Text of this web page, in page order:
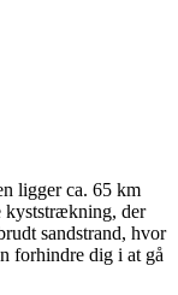
ligger ca. 65 km
kyststrækning, der
sandstrand, hvor
forhindre dig i at gå